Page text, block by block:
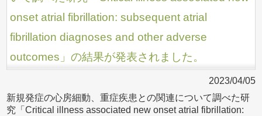
onset atrial fibrillation: subsequent atrial
fibrillation diagnoses and other adverse
outcomes」の結果が発表されました。
2023/04/05
新規発症の心房細動、重症疾患との関連について調べた研
究「Critical illness associated new onset atrial fibrillation: